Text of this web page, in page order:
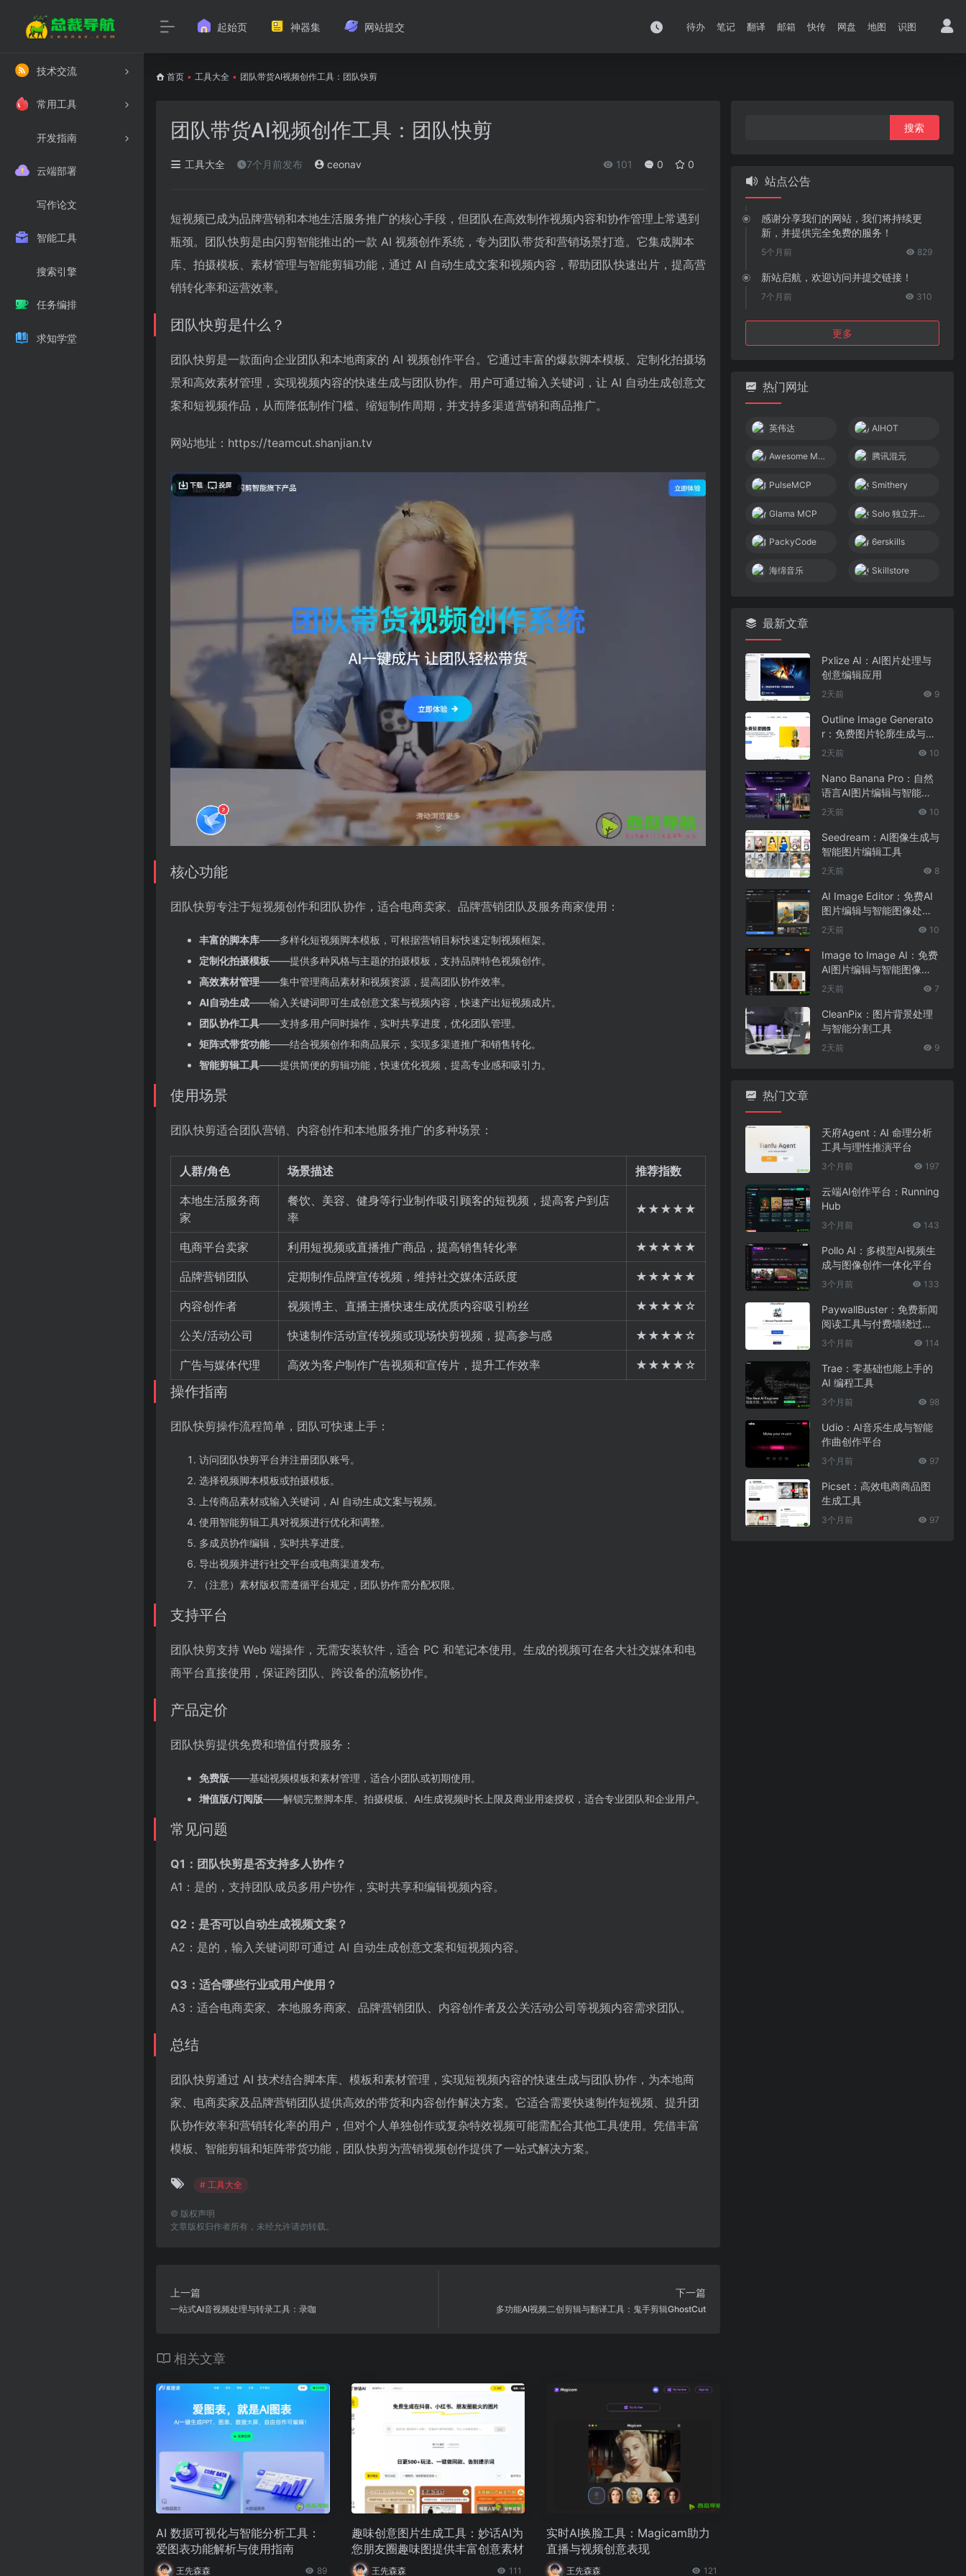
技术交流
常用工具
开发指南
云端部署
写作论文
智能工具
搜索引擎
任务编排
求知学堂
起始页 神器集 网站提交 待办 笔记 翻译 邮箱 快传 网盘 地图 识图
首页 • 工具大全 • 团队带货AI视频创作工具：团队快剪
团队带货AI视频创作工具：团队快剪
工具大全 7个月前发布 ceonav 101 0 0
短视频已成为品牌营销和本地生活服务推广的核心手段，但团队在高效制作视频内容和协作管理上常遇到
瓶颈。团队快剪是由闪剪智能推出的一款 AI 视频创作系统，专为团队带货和营销场景打造。它集成脚本
库、拍摄模板、素材管理与智能剪辑功能，通过 AI 自动生成文案和视频内容，帮助团队快速出片，提高营
销转化率和运营效率。
团队快剪是什么？
团队快剪是一款面向企业团队和本地商家的 AI 视频创作平台。它通过丰富的爆款脚本模板、定制化拍摄场
景和高效素材管理，实现视频内容的快速生成与团队协作。用户可通过输入关键词，让 AI 自动生成创意文
案和短视频作品，从而降低制作门槛、缩短制作周期，并支持多渠道营销和商品推广。
网站地址：https://teamcut.shanjian.tv
核心功能
团队快剪专注于短视频创作和团队协作，适合电商卖家、品牌营销团队及服务商家使用：
丰富的脚本库——多样化短视频脚本模板，可根据营销目标快速定制视频框架。
定制化拍摄模板——提供多种风格与主题的拍摄模板，支持品牌特色视频创作。
高效素材管理——集中管理商品素材和视频资源，提高团队协作效率。
AI自动生成——输入关键词即可生成创意文案与视频内容，快速产出短视频成片。
团队协作工具——支持多用户同时操作，实时共享进度，优化团队管理。
矩阵式带货功能——结合视频创作和商品展示，实现多渠道推广和销售转化。
智能剪辑工具——提供简便的剪辑功能，快速优化视频，提高专业感和吸引力。
使用场景
团队快剪适合团队营销、内容创作和本地服务推广的多种场景：
人群/角色 场景描述 推荐指数
本地生活服务商
家
餐饮、美容、健身等行业制作吸引顾客的短视频，提高客户到店
率
★★★★★
电商平台卖家 利用短视频或直播推广商品，提高销售转化率 ★★★★★
品牌营销团队 定期制作品牌宣传视频，维持社交媒体活跃度 ★★★★★
内容创作者 视频博主、直播主播快速生成优质内容吸引粉丝 ★★★★☆
公关/活动公司 快速制作活动宣传视频或现场快剪视频，提高参与感 ★★★★☆
广告与媒体代理 高效为客户制作广告视频和宣传片，提升工作效率 ★★★★☆
操作指南
团队快剪操作流程简单，团队可快速上手：
访问团队快剪平台并注册团队账号。
选择视频脚本模板或拍摄模板。
上传商品素材或输入关键词，AI 自动生成文案与视频。
使用智能剪辑工具对视频进行优化和调整。
多成员协作编辑，实时共享进度。
导出视频并进行社交平台或电商渠道发布。
（注意）素材版权需遵循平台规定，团队协作需分配权限。
支持平台
团队快剪支持 Web 端操作，无需安装软件，适合 PC 和笔记本使用。生成的视频可在各大社交媒体和电
商平台直接使用，保证跨团队、跨设备的流畅协作。
产品定价
团队快剪提供免费和增值付费服务：
免费版——基础视频模板和素材管理，适合小团队或初期使用。
增值版/订阅版——解锁完整脚本库、拍摄模板、AI生成视频时长上限及商业用途授权，适合专业团队和企业用户。
常见问题
Q1：团队快剪是否支持多人协作？
A1：是的，支持团队成员多用户协作，实时共享和编辑视频内容。
Q2：是否可以自动生成视频文案？
A2：是的，输入关键词即可通过 AI 自动生成创意文案和短视频内容。
Q3：适合哪些行业或用户使用？
A3：适合电商卖家、本地服务商家、品牌营销团队、内容创作者及公关活动公司等视频内容需求团队。
总结
团队快剪通过 AI 技术结合脚本库、模板和素材管理，实现短视频内容的快速生成与团队协作，为本地商
家、电商卖家及品牌营销团队提供高效的带货和内容创作解决方案。它适合需要快速制作短视频、提升团
队协作效率和营销转化率的用户，但对个人单独创作或复杂特效视频可能需配合其他工具使用。凭借丰富
模板、智能剪辑和矩阵带货功能，团队快剪为营销视频创作提供了一站式解决方案。
# 工具大全
© 版权声明
文章版权归作者所有，未经允许请勿转载。
上一篇
一站式AI音视频处理与转录工具：录咖
下一篇
多功能AI视频二创剪辑与翻译工具：鬼手剪辑GhostCut
相关文章
AI 数据可视化与智能分析工具：
爱图表功能解析与使用指南
王先森森 89
趣味创意图片生成工具：妙话AI为
您朋友圈趣味图提供丰富创意素材
王先森森 111
实时AI换脸工具：Magicam助力
直播与视频创意表现
王先森森 121
站点公告
感谢分享我们的网站，我们将持续更
新，并提供完全免费的服务！
5个月前 829
新站启航，欢迎访问并提交链接！
7个月前 310
更多
热门网址
英伟达 AIHOT
Awesome MCP Servers 腾讯混元
PulseMCP Smithery
Glama MCP Solo 独立开发者社区
PackyCode 6erskills
海绵音乐 Skillstore
最新文章
Pxlize AI：AI图片处理与
创意编辑应用
2天前 9
Outline Image Generato
r：免费图片轮廓生成与在
线图像编辑工具
2天前 10
Nano Banana Pro：自然
语言AI图片编辑与智能图
像处理工具
2天前 10
Seedream：AI图像生成与
智能图片编辑工具
2天前 8
AI Image Editor：免费AI
图片编辑与智能图像处理
工具
2天前 10
Image to Image AI：免费
AI图片编辑与智能图像处
理工具
2天前 7
CleanPix：图片背景处理
与智能分割工具
2天前 9
热门文章
天府Agent：AI 命理分析
工具与理性推演平台
3个月前 197
云端AI创作平台：Running
Hub
3个月前 143
Pollo AI：多模型AI视频生
成与图像创作一体化平台
3个月前 133
PaywallBuster：免费新闻
阅读工具与付费墙绕过助
手
3个月前 114
Trae：零基础也能上手的
AI 编程工具
3个月前 98
Udio：AI音乐生成与智能
作曲创作平台
3个月前 97
Picset：高效电商商品图
生成工具
3个月前 97